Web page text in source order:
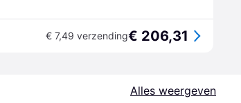
€ 7,49 verzending€ 206,31
Alles weergeven